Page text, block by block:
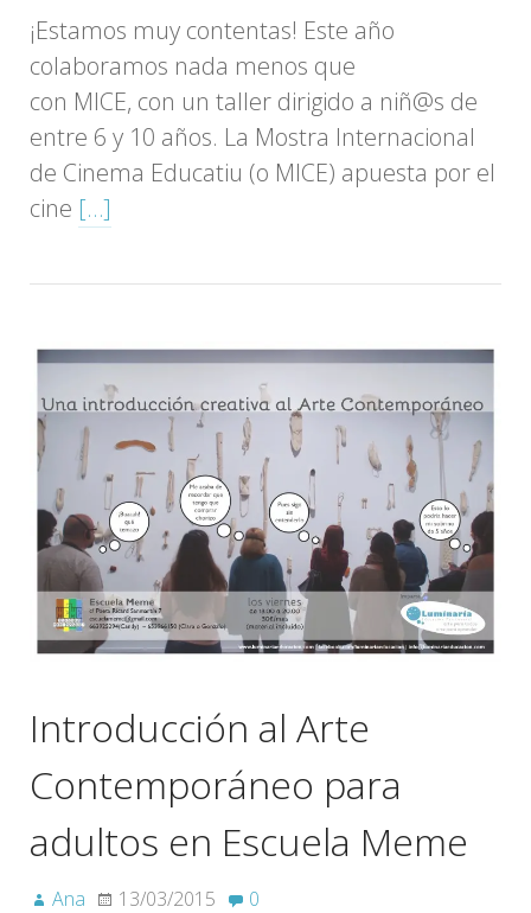
¡Estamos muy contentas! Este año
colaboramos nada menos que
con MICE, con un taller dirigido a niñ@s de
entre 6 y 10 años. La Mostra Internacional
de Cinema Educatiu (o MICE) apuesta por el
cine […]
Introducción al Arte
Contemporáneo para
adultos en Escuela Meme
Ana 13/03/2015 0